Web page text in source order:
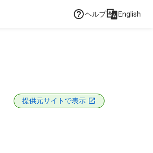
ヘルプ English
提供元サイトで表示